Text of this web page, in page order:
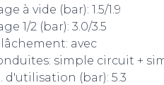
à vide (bar): 1.5/1.9
1/2 (bar): 3.0/3.5
avec
simple circuit +
d'utilisation (bar): 5.3